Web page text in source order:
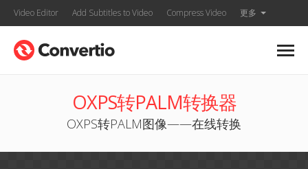
Video Editor Add Subtitles to Video Compress Video 更多
OXPS转PALM转换器
OXPS转PALM图像——在线转换